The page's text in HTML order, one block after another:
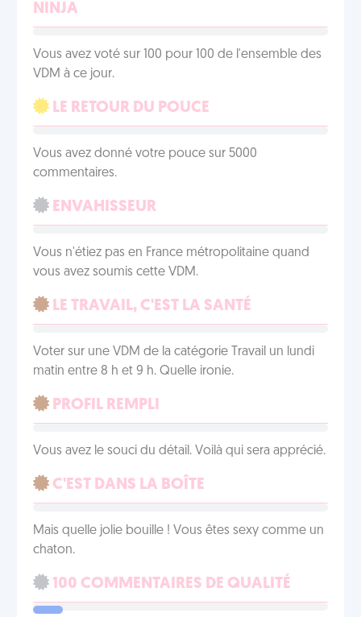
NINJA
Vous avez voté sur 100 pour 100 de l'ensemble des
VDM à ce jour.
LE RETOUR DU POUCE
Vous avez donné votre pouce sur 5000
commentaires.
ENVAHISSEUR
Vous n'étiez pas en France métropolitaine quand
vous avez soumis cette VDM.
LE TRAVAIL, C'EST LA SANTÉ
Voter sur une VDM de la catégorie Travail un lundi
matin entre 8 h et 9 h. Quelle ironie.
PROFIL REMPLI
Vous avez le souci du détail. Voilà qui sera apprécié.
C'EST DANS LA BOÎTE
Mais quelle jolie bouille ! Vous êtes sexy comme un
chaton.
100 COMMENTAIRES DE QUALITÉ